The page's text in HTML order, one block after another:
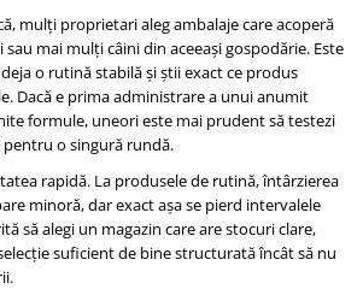
mulți proprietari aleg ambalaje care acoperă
mai mulți câini din aceeași gospodărie. Este
o rutină stabilă și știi exact ce produs
Dacă e prima administrare a unui anumit
formule, uneori este mai prudent să testezi
o singură rundă.
rapidă. La produsele de rutină, întârzierea
minoră, dar exact așa se pierd intervalele
să alegi un magazin care are stocuri clare,
suficient de bine structurată încât să nu